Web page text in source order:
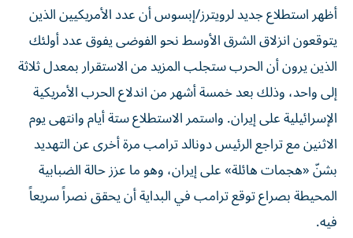
أظهر استطلاع جديد لرويترز/إبسوس أن عدد الأمريكيين الذين
يتوقعون انزلاق الشرق الأوسط نحو الفوضى يفوق عدد أولئك
الذين يرون أن الحرب ستجلب المزيد من الاستقرار بمعدل ثلاثة
إلى واحد، وذلك بعد خمسة ‌أشهر من اندلاع الحرب الأمريكية
الإسرائيلية على إيران. واستمر الاستطلاع ستة أيام وانتهى يوم
الاثنين مع تراجع الرئيس دونالد ترامب مرة أخرى عن التهديد
بشنّ «هجمات هائلة» على إيران، ​وهو ما عزز حالة الضبابية
المحيطة بصراع توقع ترامب في البداية أن يحقق نصراً سريعاً
فيه.